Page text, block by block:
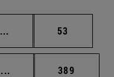
... Páginas intermedias
Página
53
... Páginas intermedias
Página
389